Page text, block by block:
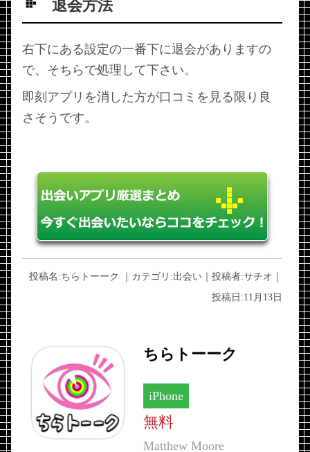
退会方法
右下にある設定の一番下に退会がありますの
で、そちらで処理して下さい。
即刻アプリを消した方が口コミを見る限り良
さそうです。
投稿名:ちらトーーク ｜カテゴリ:出会い ｜投稿者:サチオ ｜
投稿日:11月13日
ちらトーーク
iPhone
無料
Matthew Moore